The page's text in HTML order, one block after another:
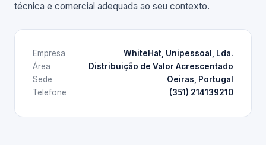
técnica e comercial adequada ao seu contexto.
Empresa
WhiteHat, Unipessoal, Lda.
Área
Distribuição de Valor Acrescentado
Sede
Oeiras, Portugal
Telefone
(351) 214139210